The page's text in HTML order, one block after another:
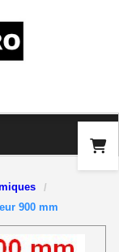
900 mm